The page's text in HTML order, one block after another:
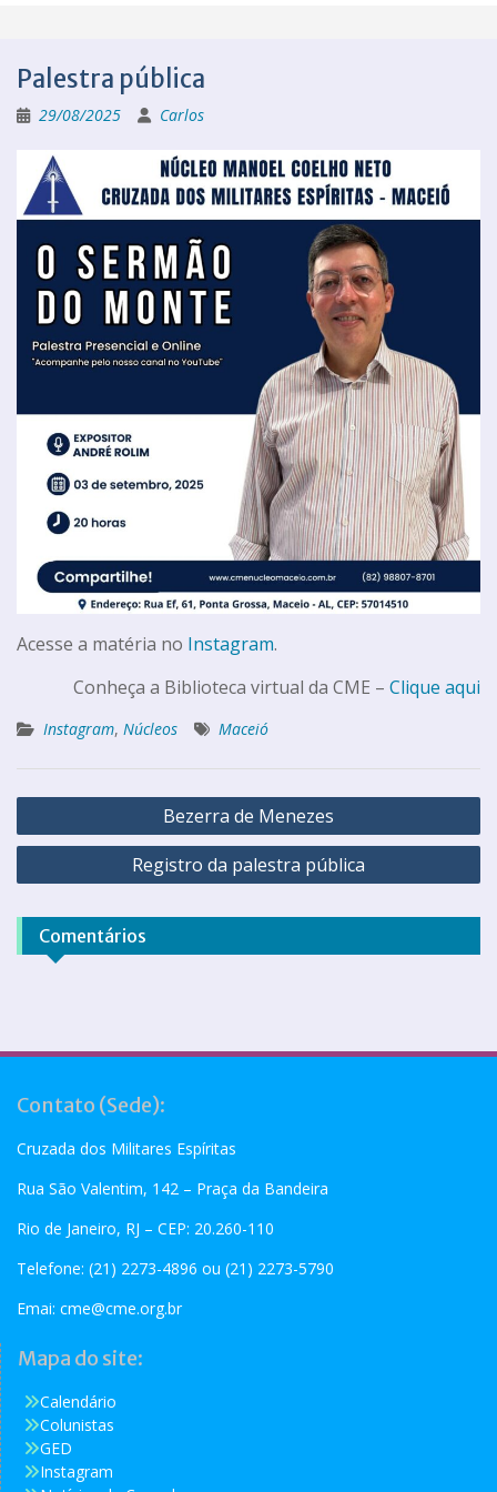
Palestra pública
29/08/2025 Carlos
Acesse a matéria no Instagram.
Conheça a Biblioteca virtual da CME – Clique aqui
Instagram, Núcleos Maceió
Bezerra de Menezes
Registro da palestra pública
Comentários
Contato (Sede):
Cruzada dos Militares Espíritas
Rua São Valentim, 142 – Praça da Bandeira
Rio de Janeiro, RJ – CEP: 20.260-110
Telefone: (21) 2273-4896 ou (21) 2273-5790
Emai: cme@cme.org.br
Mapa do site:
Calendário
Colunistas
GED
Instagram